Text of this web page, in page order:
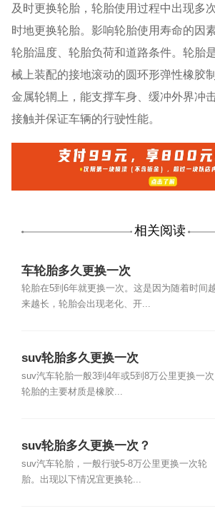
及时更换轮胎，轮胎使用过程中出现多
时地更换轮胎。影响轮胎使用寿命的因
轮胎温度、轮胎负荷和道路条件。轮胎
械上装配的接地滚动的圆环形弹性橡胶
金属轮辋上，能支撑车身、缓冲外界冲
接触并保证车辆的行驶性能。
相关阅读
车轮胎多久更换一次
轮胎在5到6年就更换一次。这是因为随着时间
来越长，轮胎会出现老化、开...
suv轮胎多久更换一次
suv汽车轮胎一般3到4年或5到8万公里更换一次
轮胎的主要材质是橡胶...
suv轮胎多久更换一次？
suv汽车轮胎，一般行驶5-8万公里更换一次轮
胎。出现以下情况宜更换轮...